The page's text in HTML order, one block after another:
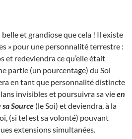
et grandiose que cela ! Il existe
» pour une personnalité terrestre :
et redeviendra ce qu’elle était
partie (un pourcentage) du Soi
en tant que personnalité distincte
invisibles et poursuivra sa vieen
Source (le Soi) et deviendra, à la
(si tel est sa volonté) pouvant
extensions simultanées.